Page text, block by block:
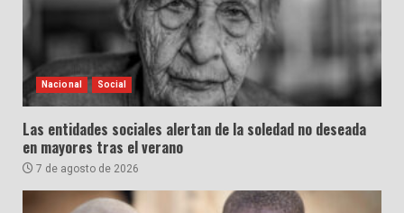
Nacional Social
Las entidades sociales alertan de la soledad no deseada
en mayores tras el verano
7 de agosto de 2026